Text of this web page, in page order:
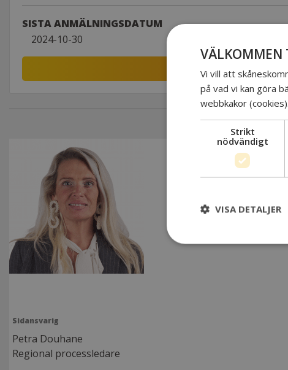
SISTA ANMÄLNINGSDATUM
2024-10-30
Sidansvarig
Petra Douhane
Regional processledare
VÄLKOMMEN
Vi vill att
på vad vi kan göra
webbkakor (cookies).
Strikt
nödvändigt
VISA DETALJER